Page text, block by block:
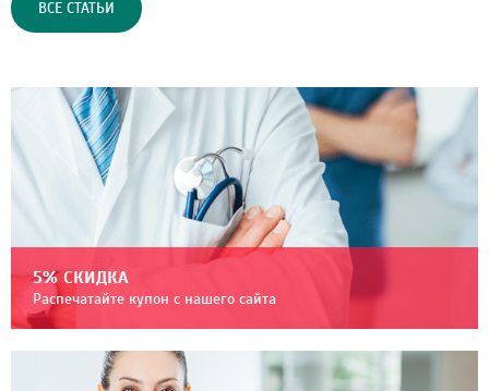
ВСЕ СТАТЬИ
5% СКИДКА
Распечатайте купон с нашего сайта